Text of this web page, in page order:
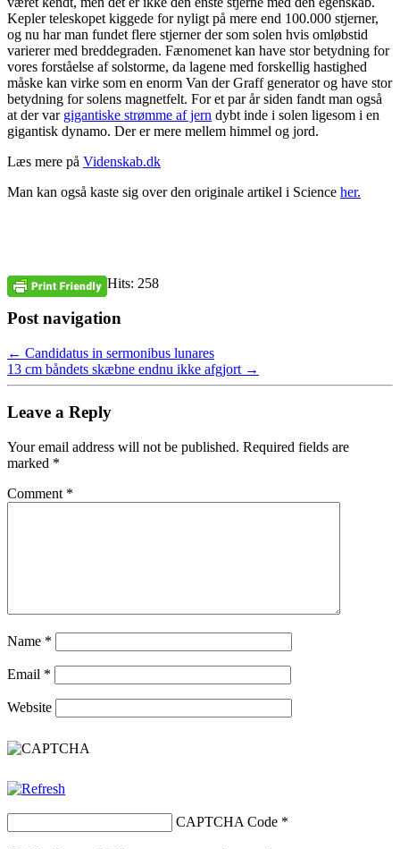
Kepler teleskopet kiggede for nyligt på mere end 100.000 stjerner,
og nu har man fundet flere stjerner der som solen hvis omløbstid
varierer med breddegraden. Fænomenet kan have stor betydning for
vores forståelse af solstorme, da lagene med forskellig hastighed
måske kan virke som en enorm Van der Graff generator og have stor
betydning for solens magnetfelt. For et par år siden fandt man også
at der var gigantiske strømme af jern dybt inde i solen ligesom i en
gigantisk dynamo. Der er mere mellem himmel og jord.
Læs mere på Videnskab.dk
Man kan også kaste sig over den originale artikel i Science her.
Hits: 258
Post navigation
← Candidatus in sermonibus lunares
13 cm båndets skæbne endnu ikke afgjort →
Leave a Reply
Your email address will not be published. Required fields are
marked *
Comment *
Name *
Email *
Website
CAPTCHA Code *